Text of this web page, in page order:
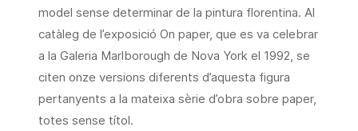
model sense determinar de la pintura florentina. Al
catàleg de l’exposició On paper, que es va celebrar
a la Galeria Marlborough de Nova York el 1992, se
citen onze versions diferents d’aquesta figura
pertanyents a la mateixa sèrie d’obra sobre paper,
totes sense títol.